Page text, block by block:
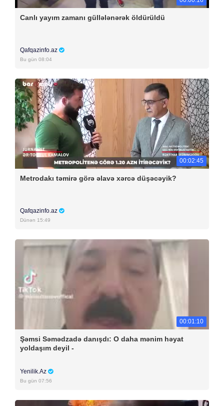
Canlı yayım zamanı güllələnərək öldürüldü
Qafqazinfo.az
Bu gün 08:04
00:02:45
Metrodakı təmirə görə əlavə xərcə düşəcəyik?
Qafqazinfo.az
Dünən 15:49
00:01:10
Şəmsi Səmədzadə danışdı: O daha mənim həyat
yoldaşım deyil -
Yenilik.Az
Bu gün 07:56